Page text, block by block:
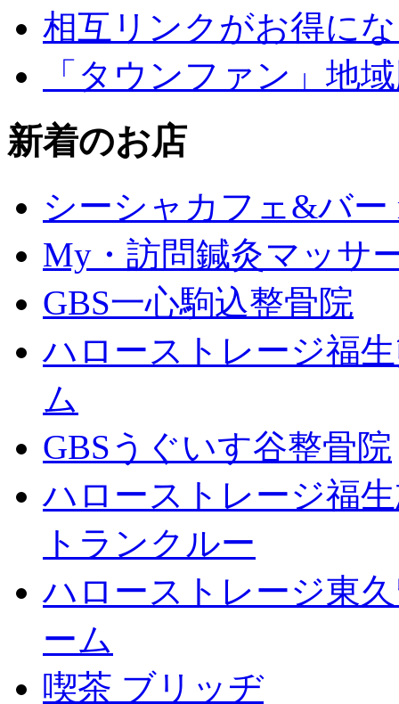
相互リンクがお得に
「タウンファン」地
新着のお店
シーシャカフェ&バー
My・訪問鍼灸マッサ
GBS一心駒込整骨院
ハローストレージ福
ム
GBSうぐいす谷整骨院
ハローストレージ福
トランクルー
ハローストレージ東
ーム
喫茶 ブリッヂ